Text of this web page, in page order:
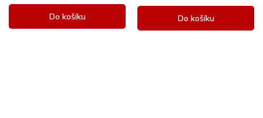
Do košíku Do košíku